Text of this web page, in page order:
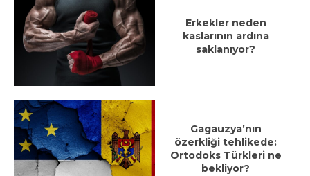
Erkekler neden
kaslarının ardına
saklanıyor?
Gagauzya’nın
özerkliği tehlikede:
Ortodoks Türkleri ne
bekliyor?